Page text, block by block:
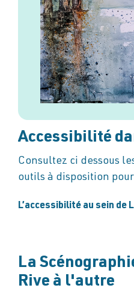
Accessibilité
Consultez ci dessous
outils à disposition
L’accessibilité au sein de
La
Rive à l'autre